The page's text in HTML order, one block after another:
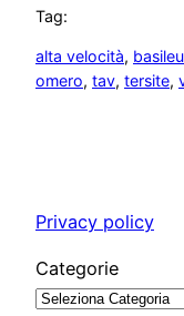
Tag:
alta velocità,
omero, tav, tersite,
Privacy policy
Categorie